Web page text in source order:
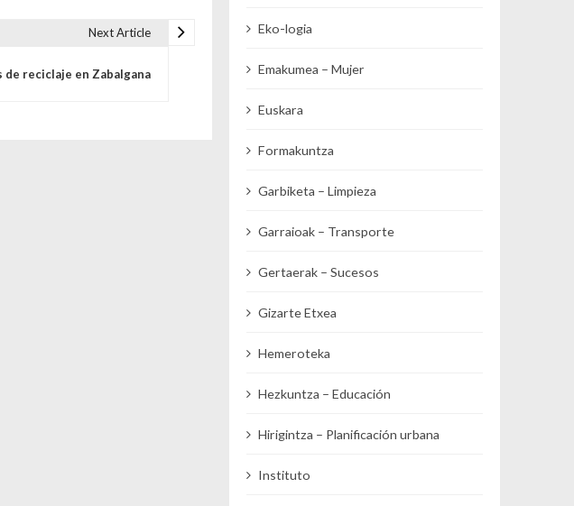
Next Article
de reciclaje en Zabalgana
Eko-logia
Emakumea – Mujer
Euskara
Formakuntza
Garbiketa – Limpieza
Garraioak – Transporte
Gertaerak – Sucesos
Gizarte Etxea
Hemeroteka
Hezkuntza – Educación
Hirigintza – Planificación urbana
Instituto